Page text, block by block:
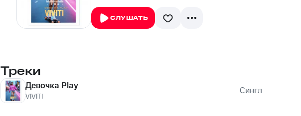
СЛУШАТЬ
Треки
Девочка Play
VIVITI Сингл